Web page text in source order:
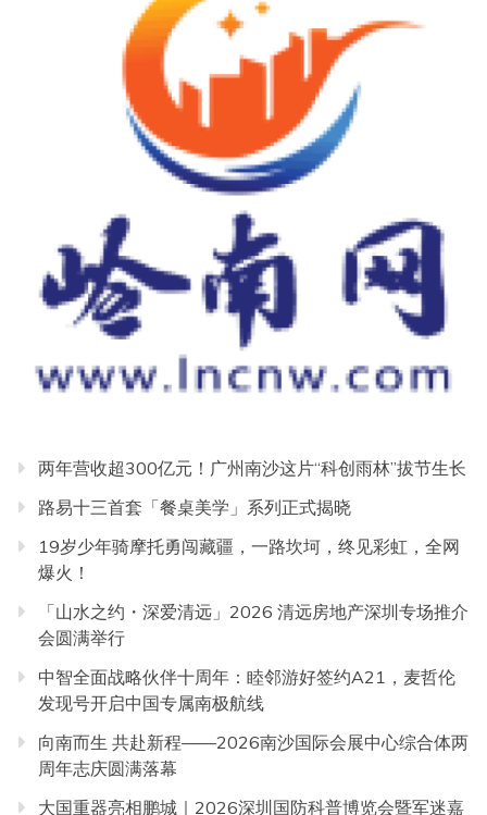
两年营收超300亿元！广州南沙这片“科创雨林”拔节生长
路易十三首套「餐桌美学」系列正式揭晓
19岁少年骑摩托勇闯藏疆，一路坎坷，终见彩虹，全网
爆火！
「山水之约・深爱清远」2026 清远房地产深圳专场推介
会圆满举行
中智全面战略伙伴十周年：睦邻游好签约A21，麦哲伦
发现号开启中国专属南极航线
向南而生 共赴新程——2026南沙国际会展中心综合体两
周年志庆圆满落幕
大国重器亮相鹏城｜2026深圳国防科普博览会暨军迷嘉